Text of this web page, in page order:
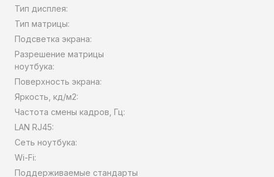
Тип дисплея:
Тип матрицы:
Подсветка экрана:
Разрешение матрицы
ноутбука:
Поверхность экрана:
Яркость, кд/м2:
Частота смены кадров, Гц:
LAN RJ45:
Сеть ноутбука:
Wi-Fi:
Поддерживаемые стандарты